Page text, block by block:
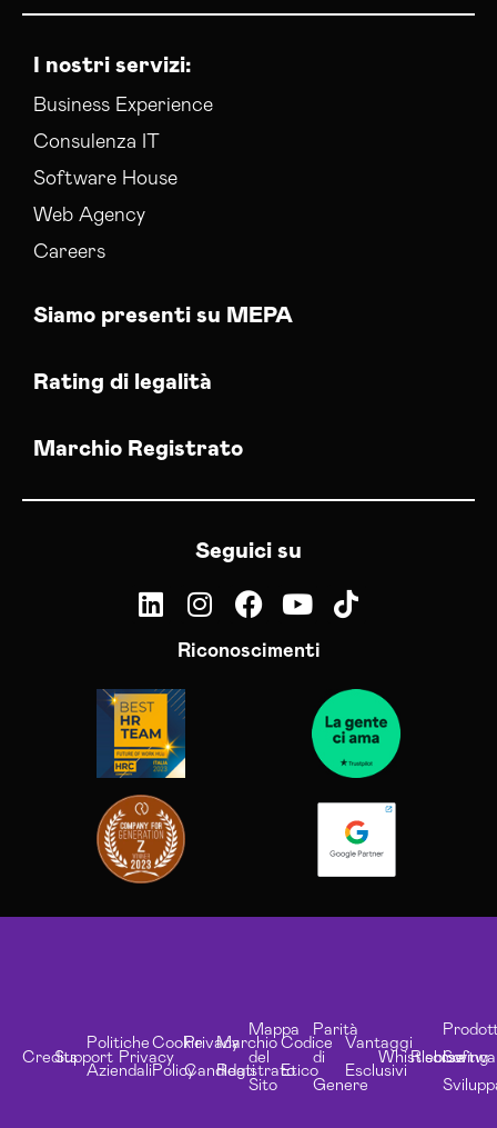
I nostri servizi:
Business Experience
Consulenza IT
Software House
Web Agency
Careers
Siamo presenti su MEPA
Rating di legalità
Marchio Registrato
Seguici su
Riconoscimenti
CreditsSupport
Politiche
Aziendali
Privacy
Cookie
Policy
Privacy
Candidati
Marchio
Registrato
Mappa
del
Sito
Codice
Etico
Parità
di
Genere
Vantaggi
Esclusivi
Whistleblowing
Risorse